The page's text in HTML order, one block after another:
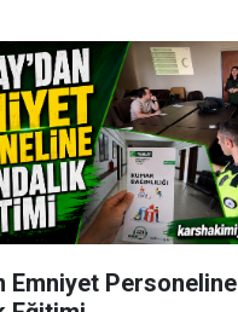
Emniyet Personeline